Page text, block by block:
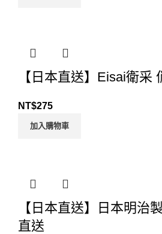
【日本直送】Eisai衛
NT$275
加入購物車
【日本直送】日本明治
直送